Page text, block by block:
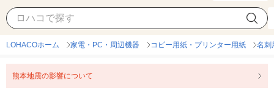
LOHACOホーム 家電・PC・周辺機器 コピー用紙・プリンター用紙 名刺
熊本地震の影響について